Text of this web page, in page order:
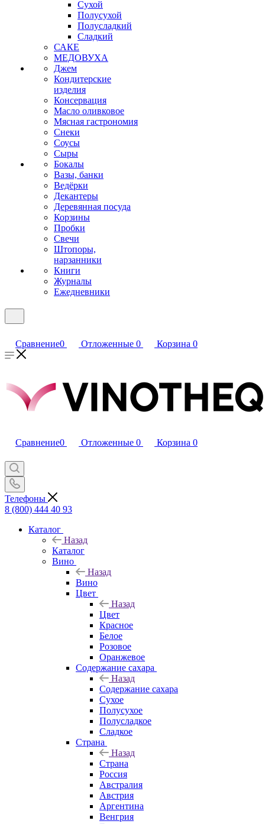
Сухой
Полусухой
Полусладкий
Сладкий
САКЕ
МЕДОВУХА
Джем
Кондитерские
изделия
Консервация
Масло оливковое
Мясная гастрономия
Снеки
Соусы
Сыры
Бокалы
Вазы, банки
Ведёрки
Декантеры
Деревянная посуда
Корзины
Пробки
Свечи
Штопоры,
нарзанники
Книги
Журналы
Ежедневники
Сравнение0 Отложенные 0 Корзина 0
Сравнение0 Отложенные 0 Корзина 0
Телефоны
8 (800) 444 40 93
Каталог
Назад
Каталог
Вино
Назад
Вино
Цвет
Назад
Цвет
Красное
Белое
Розовое
Оранжевое
Содержание сахара
Назад
Содержание сахара
Сухое
Полусухое
Полусладкое
Сладкое
Страна
Назад
Страна
Россия
Австралия
Австрия
Аргентина
Венгрия